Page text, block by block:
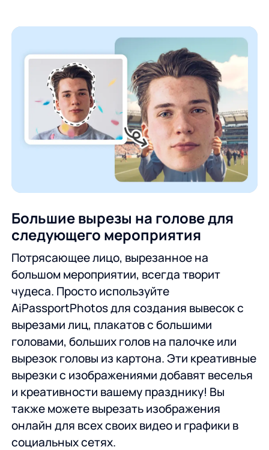
Большие вырезы на голове для
следующего мероприятия
Потрясающее лицо, вырезанное на
большом мероприятии, всегда творит
чудеса. Просто используйте
AiPassportPhotos для создания вывесок с
вырезами лиц, плакатов с большими
головами, больших голов на палочке или
вырезок головы из картона. Эти креативные
вырезки с изображениями добавят веселья
и креативности вашему празднику! Вы
также можете вырезать изображения
онлайн для всех своих видео и графики в
социальных сетях.